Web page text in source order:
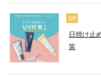
UV
日焼け止
策